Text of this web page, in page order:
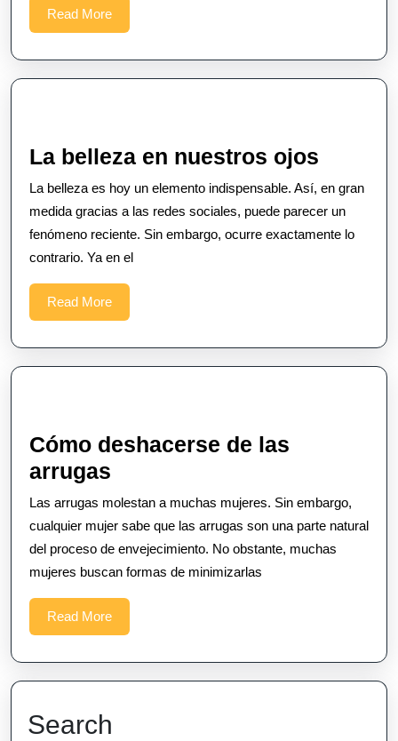
Read MoreRead
More
La belleza en nuestros ojos
belleza
en
La belleza es hoy un elemento indispensable. Así, en gran
medida gracias a las redes sociales, puede parecer un
fenómeno reciente. Sin embargo, ocurre exactamente lo
contrario. Ya en el
Read MoreRead
More
Cómo deshacerse de las
arrugas
deshacerse
de
las
arrugas
Las arrugas molestan a muchas mujeres. Sin embargo,
cualquier mujer sabe que las arrugas son una parte natural
del proceso de envejecimiento. No obstante, muchas
mujeres buscan formas de minimizarlas
Read MoreRead
More
Search